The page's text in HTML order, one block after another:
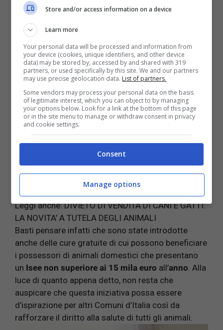
conferma comunque, è stata SabrinaAlfonsi,
Assessore
sui social si è detta orgogliosa di questo progetto
che rivela la grande attenzione dell’intera
amministrazione verso i nostriamici animali. Va
detto che grazie a questa iniziativa, la città di Roma
si impegna a rispettare i diritti degli animali ai quali
molto spesso si cerca di trovare delle famiglie
disposte a dare loro serenità e affetto. Molti
animali, di fatti, arrivano da percorsi difficili che
richiedono delle cure particolare e che con
l’attuazione del progetto in esame potrebbero
migliorare la propria vita. In poche parole, si tratta
di un’ulteriore iniziativa a favore degli animali da
parte del Comune di Roma.
Leggi anche:DIVIETO DI VENDITA DI CANI E GATTI:
LA NOVITA’ A TUTELA DEGLI ANIMALI
Basti pensare infatti che sono state introdotte
anche delle cure gratuite di cui possono beneficiare
i possessori di animali domestici che presentano
un Isee non superiore ai 15 mila euro all’anno . Alla
luce di quanto appena detto, non resta che
auspicare che questa iniziativa possa essere
d’ispirazione per altri Comuni d’Italia così da
rafforzare il diritto alla salute di tutti gli animali.
Store and/or access information on a device
Learn more
Your personal data will be processed and information from
your device (cookies, unique identifiers, and other device
data) may be stored by, accessed by and shared with 319
partners, or used specifically by this site. We and our partners
may use precise geolocation data. List of partners.
Some vendors may process your personal data on the basis
of legitimate interest, which you can object to by managing
your options below. Look for a link at the bottom of this page
or in the site menu to manage or withdraw consent in privacy
and cookie settings.
Consent
Manage options